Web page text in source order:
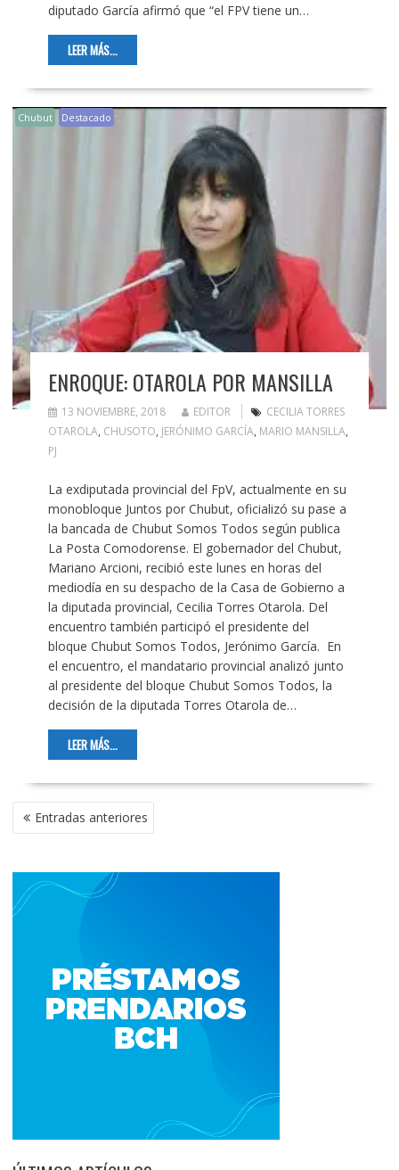
diputado García afirmó que “el FPV tiene un…
LEER MÁS...
Chubut Destacado
ENROQUE: OTAROLA POR MANSILLA
13 NOVIEMBRE, 2018 EDITOR
CECILIA TORRES
OTAROLA, CHUSOTO, JERÓNIMO GARCÍA, MARIO MANSILLA,
PJ
La exdiputada provincial del FpV, actualmente en su
monobloque Juntos por Chubut, oficializó su pase a
la bancada de Chubut Somos Todos según publica
La Posta Comodorense. El gobernador del Chubut,
Mariano Arcioni, recibió este lunes en horas del
mediodía en su despacho de la Casa de Gobierno a
la diputada provincial, Cecilia Torres Otarola. Del
encuentro también participó el presidente del
bloque Chubut Somos Todos, Jerónimo García. En
el encuentro, el mandatario provincial analizó junto
al presidente del bloque Chubut Somos Todos, la
decisión de la diputada Torres Otarola de…
LEER MÁS...
NAVEGACIÓN
DE Entradas anteriores